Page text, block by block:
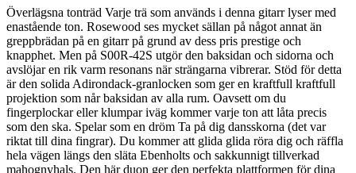
Överlägsna tonträd Varje trä som används i denna gitarr lyser med
enastående ton. Rosewood ses mycket sällan på något annat än
greppbrädan på en gitarr på grund av dess pris prestige och
knapphet. Men på S00R-42S utgör den baksidan och sidorna och
avslöjar en rik varm resonans när strängarna vibrerar. Stöd för detta
är den solida Adirondack-granlocken som ger en kraftfull kraftfull
projektion som når baksidan av alla rum. Oavsett om du
fingerplockar eller klumpar iväg kommer varje ton att låta precis
som den ska. Spelar som en dröm Ta på dig dansskorna (det var
riktat till dina fingrar). Du kommer att glida glida röra dig och räffla
hela vägen längs den släta Ebenholts och sakkunnigt tillverkad
mahognyhals. Den här duon ger den perfekta plattformen för dina